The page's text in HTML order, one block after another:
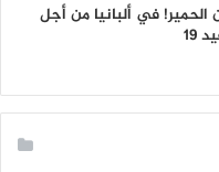
الحمير! في ألبانيا من أجل